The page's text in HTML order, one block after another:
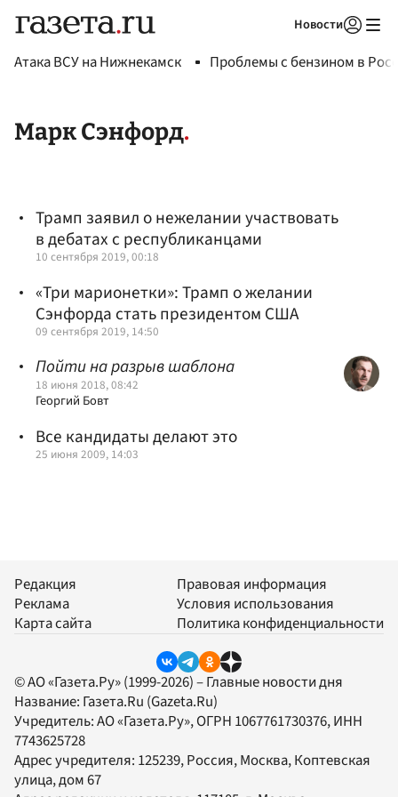
Новости
Атака ВСУ на Нижнекамск Проблемы с бензином в
Марк Сэнфорд
Трамп заявил о нежелании участвовать
в дебатах с республиканцами
10 сентября 2019, 00:18
«Три марионетки»: Трамп о желании
Сэнфорда стать президентом США
09 сентября 2019, 14:50
Пойти на разрыв шаблона
18 июня 2018, 08:42
Георгий Бовт
Все кандидаты делают это
25 июня 2009, 14:03
Редакция
Реклама
Карта сайта
Правовая информация
Условия использования
Политика конфиденциальности
© АО «Газета.Ру» (1999-2026) – Главные новости дня
Название: Газета.Ru (Gazeta.Ru)
Учредитель:АО «Газета.Ру», ОГРН 1067761730376, ИНН
7743625728
Адрес учредителя: 125239, Россия, Москва, Коптевская
улица, дом 67